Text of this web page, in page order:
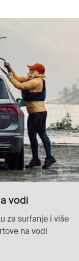
vodi
za surfanje i više
na vodi